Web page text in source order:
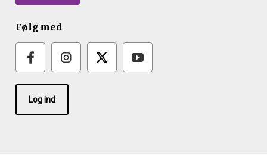
Følg med
Log ind